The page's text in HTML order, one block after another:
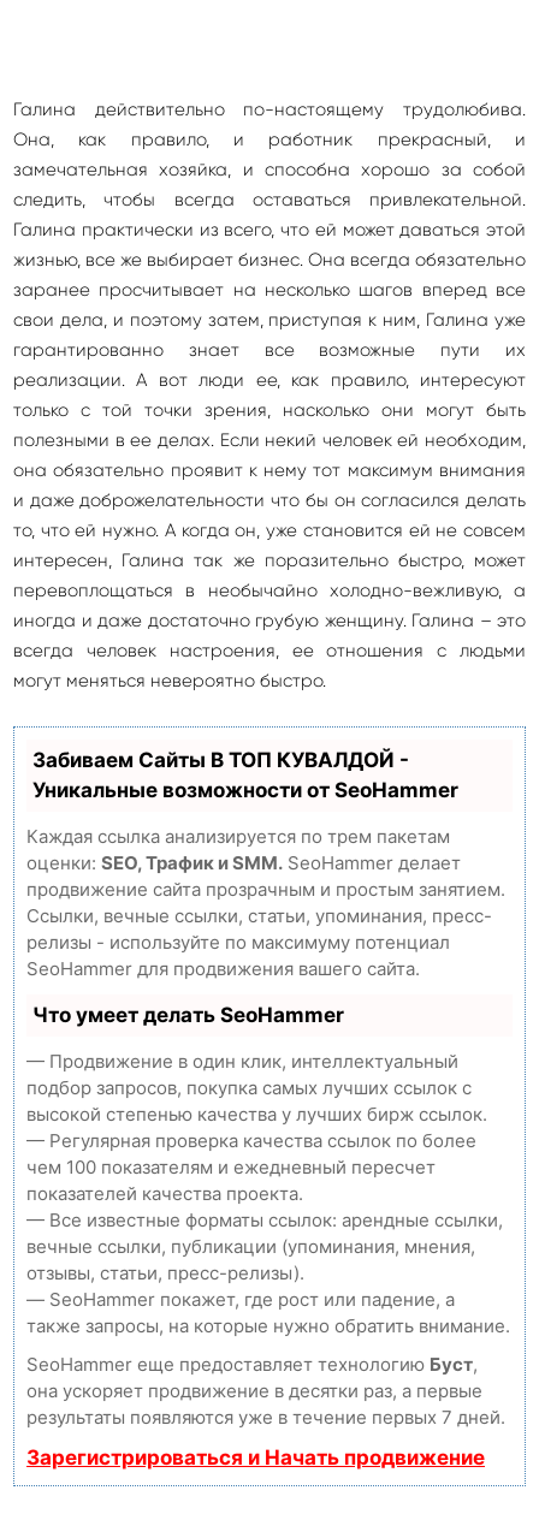
Галина действительно по-настоящему трудолюбива.
Она, как правило, и работник прекрасный, и
замечательная хозяйка, и способна хорошо за собой
следить, чтобы всегда оставаться привлекательной.
Галина практически из всего, что ей может даваться этой
жизнью, все же выбирает бизнес. Она всегда обязательно
заранее просчитывает на несколько шагов вперед все
свои дела, и поэтому затем, приступая к ним, Галина уже
гарантированно знает все возможные пути их
реализации. А вот люди ее, как правило, интересуют
только с той точки зрения, насколько они могут быть
полезными в ее делах. Если некий человек ей необходим,
она обязательно проявит к нему тот максимум внимания
и даже доброжелательности что бы он согласился делать
то, что ей нужно. А когда он, уже становится ей не совсем
интересен, Галина так же поразительно быстро, может
перевоплощаться в необычайно холодно-вежливую, а
иногда и даже достаточно грубую женщину. Галина – это
всегда человек настроения, ее отношения с людьми
могут меняться невероятно быстро.
Забиваем Сайты В ТОП КУВАЛДОЙ -
Уникальные возможности от SeoHammer
Каждая ссылка анализируется по трем пакетам
оценки: SEO, Трафик и SMM. SeoHammer делает
продвижение сайта прозрачным и простым занятием.
Ссылки, вечные ссылки, статьи, упоминания, пресс-
релизы - используйте по максимуму потенциал
SeoHammer для продвижения вашего сайта.
Что умеет делать SeoHammer
— Продвижение в один клик, интеллектуальный
подбор запросов, покупка самых лучших ссылок с
высокой степенью качества у лучших бирж ссылок.
— Регулярная проверка качества ссылок по более
чем 100 показателям и ежедневный пересчет
показателей качества проекта.
— Все известные форматы ссылок: арендные ссылки,
вечные ссылки, публикации (упоминания, мнения,
отзывы, статьи, пресс-релизы).
— SeoHammer покажет, где рост или падение, а
также запросы, на которые нужно обратить внимание.
SeoHammer еще предоставляет технологию Буст,
она ускоряет продвижение в десятки раз, а первые
результаты появляются уже в течение первых 7 дней.
Зарегистрироваться и Начать продвижение